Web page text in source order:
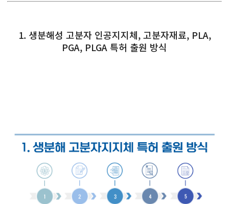
1. 생분해성 고분자 인공지지체, 고분자재료, PLA,
PGA, PLGA 특허 출원 방식